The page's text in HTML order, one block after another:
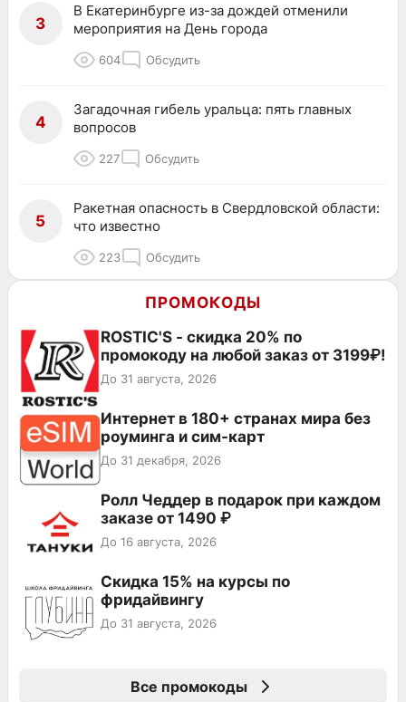
3
В Екатеринбурге из-за дождей отменили
мероприятия на День города
604 Обсудить
4
Загадочная гибель уральца: пять главных
вопросов
227 Обсудить
5
Ракетная опасность в Свердловской области:
что известно
223 Обсудить
ПРОМОКОДЫ
ROSTIC'S - скидка 20% по
промокоду на любой заказ от 3199₽!
До 31 августа, 2026
Интернет в 180+ странах мира без
роуминга и сим-карт
До 31 декабря, 2026
Ролл Чеддер в подарок при каждом
заказе от 1490 ₽
До 16 августа, 2026
Скидка 15% на курсы по
фридайвингу
До 31 августа, 2026
Все промокоды